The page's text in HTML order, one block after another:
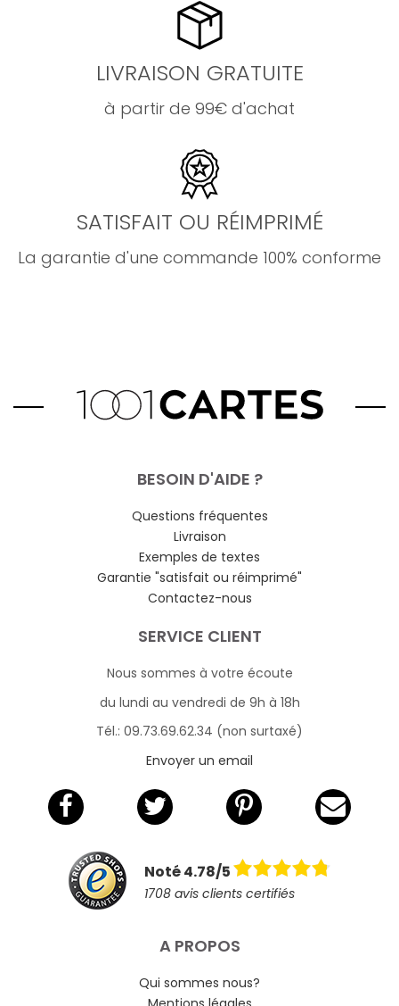
LIVRAISON GRATUITE
à partir de 99€ d'achat
SATISFAIT OU RÉIMPRIMÉ
La garantie d'une commande 100% conforme
BESOIN D'AIDE ?
Questions fréquentes
Livraison
Exemples de textes
Garantie "satisfait ou réimprimé"
Contactez-nous
SERVICE CLIENT
Nous sommes à votre écoute
du lundi au vendredi de 9h à 18h
Tél.: 09.73.69.62.34 (non surtaxé)
Envoyer un email
Noté 4.78/5
1708 avis clients certifiés
A PROPOS
Qui sommes nous?